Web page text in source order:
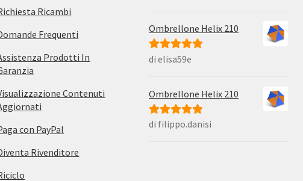
Ricambi
Frequenti
Prodotti In
Contenuti
con PayPal
Rivenditore
Ombrellone Helix 210
Valutato5su
di elisa59e
Ombrellone Helix 210
Valutato5su
di filippo.danisi